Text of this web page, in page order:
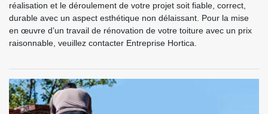
réalisation et le déroulement de votre projet soit fiable, correct,
durable avec un aspect esthétique non délaissant. Pour la mise
en œuvre d’un travail de rénovation de votre toiture avec un prix
raisonnable, veuillez contacter Entreprise Hortica.